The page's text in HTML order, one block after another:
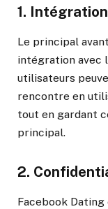
1. Intégration
Le principal
intégration avec
utilisateurs
rencontre en
tout en gardant
principal.
2.
Facebook